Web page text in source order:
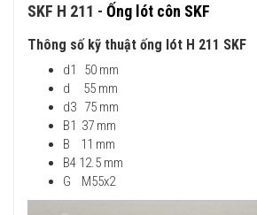
SKF H 211 - Ống lót côn SKF
Thông số kỹ thuật ống lót H 211 SKF
d1 50 mm
d 55 mm
d3 75 mm
B1 37 mm
B 11 mm
B4 12.5 mm
G M55x2